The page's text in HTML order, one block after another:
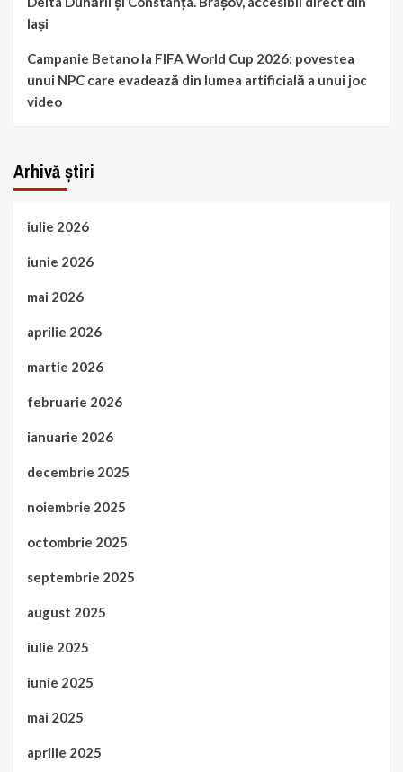
Iași
Campanie Betano la FIFA World Cup 2026: povestea
unui NPC care evadează din lumea artificială a unui joc
video
Arhivă știri
iulie 2026
iunie 2026
mai 2026
aprilie 2026
martie 2026
februarie 2026
ianuarie 2026
decembrie 2025
noiembrie 2025
octombrie 2025
septembrie 2025
august 2025
iulie 2025
iunie 2025
mai 2025
aprilie 2025